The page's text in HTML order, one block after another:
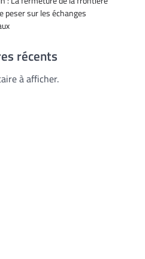
peser sur les échanges
récents
à afficher.